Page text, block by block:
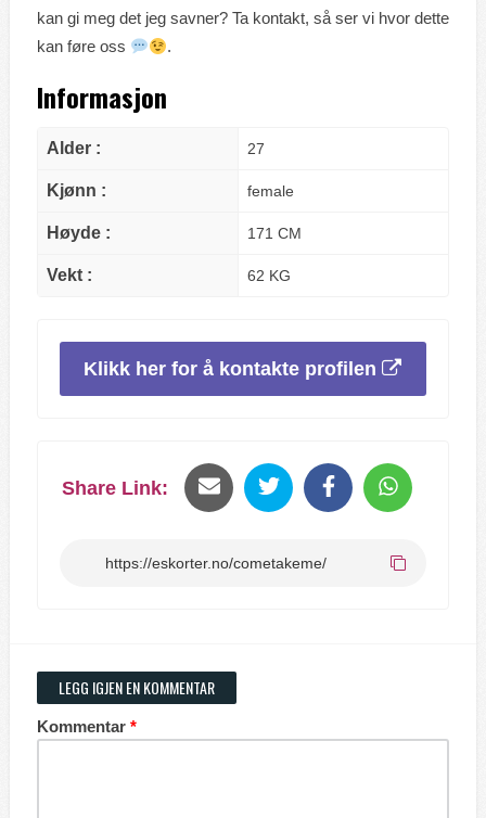
kan gi meg det jeg savner? Ta kontakt, så ser vi hvor dette
kan føre oss
.
Informasjon
Alder : 27
Kjønn : female
Høyde : 171 CM
Vekt : 62 KG
Klikk her for å kontakte profilen
Share Link:
LEGG IGJEN EN KOMMENTAR
Kommentar *